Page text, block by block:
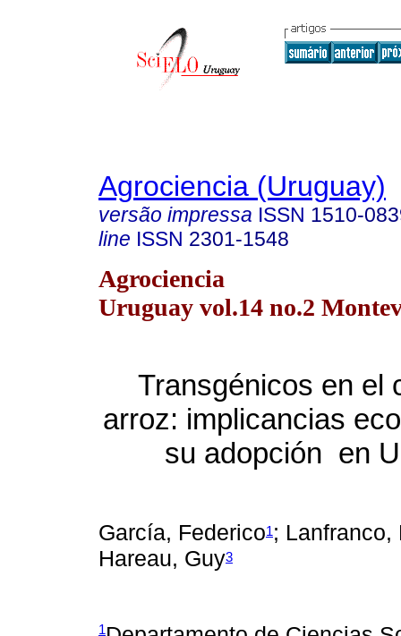
Agrociencia (Uruguay)
versão impressa ISSN 1510-
line ISSN 2301-1548
Agrociencia
Uruguay vol.14 no.2
Transgénicos en el
arroz: implicancias
su adopción en
García, Federico1; Lanfranco,
Hareau, Guy3
1